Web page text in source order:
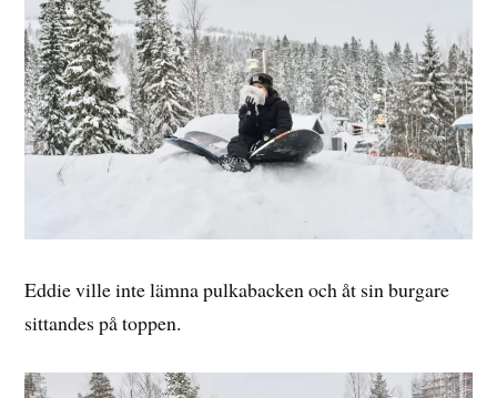
Eddie ville inte lämna pulkabacken och åt sin burgare
sittandes på toppen.